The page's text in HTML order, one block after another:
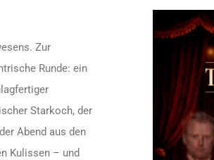
Zur
Runde: ein
Starkoch, der
Abend aus den
Kulissen – und